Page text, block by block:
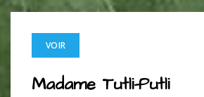
VOIR
Madame Tutli-Putli